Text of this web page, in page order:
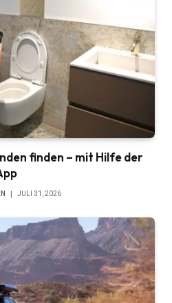
finden – mit Hilfe der
JULI 31, 2026